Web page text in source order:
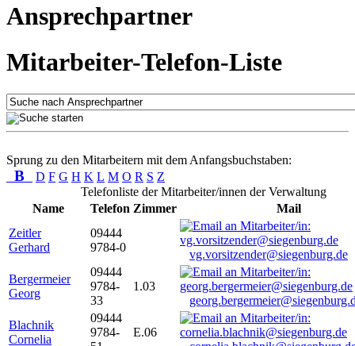
Ansprechpartner
Mitarbeiter-Telefon-Liste
Sprung zu den Mitarbeitern mit dem Anfangsbuchstaben:
B D F G H K L M O R S Z
Telefonliste der Mitarbeiter/innen der Verwaltung
Name
Telefon Zimmer
Mail
Zeitler
Gerhard
09444
9784-0
vg.vorsitzender@siegenburg.de
Bergermeier
Georg
09444
9784-
33
1.03
Blachnik
Cornelia
09444
9784-
E.06